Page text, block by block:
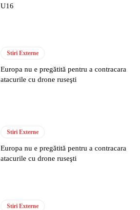
U16
Stiri Externe
Europa nu e pregătită pentru a contracara
atacurile cu drone ruseşti
Stiri Externe
Europa nu e pregătită pentru a contracara
atacurile cu drone ruseşti
Stiri Externe